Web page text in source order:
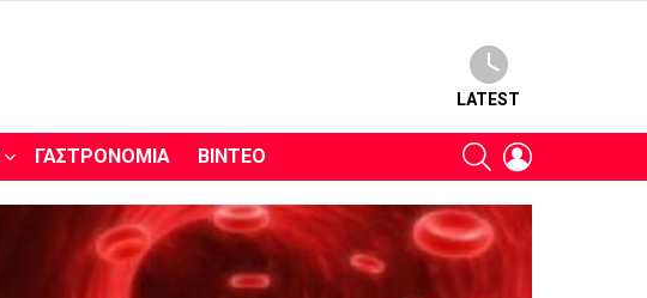
LATEST
ΓΑΣΤΡΟΝΟΜΊΑ ΒΊΝΤΕΟ SEARCH